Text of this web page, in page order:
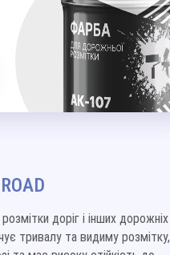
доріг і інших дорожніх
тривалу та видиму розмітку,